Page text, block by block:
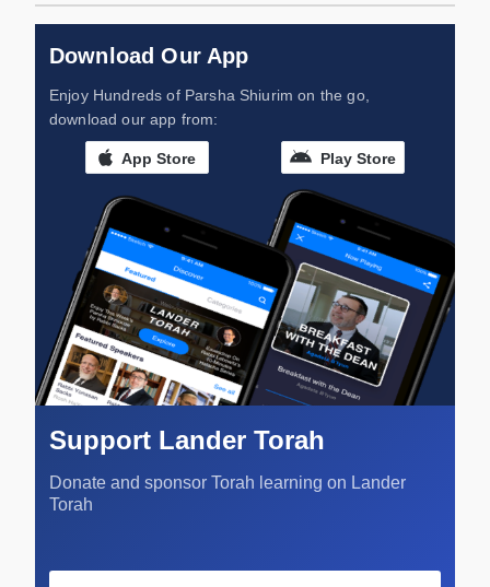
Download Our App
Enjoy Hundreds of Parsha Shiurim on the go,
download our app from:
App Store Play Store
Support Lander Torah
Donate and sponsor Torah learning on Lander
Torah